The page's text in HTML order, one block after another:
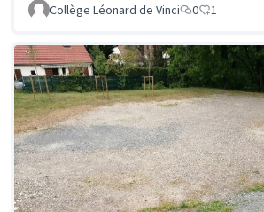
Collège Léonard de Vinci
0 1